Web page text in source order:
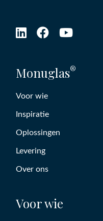
Monuglas®
Voor wie
Inspiratie
Oplossingen
Levering
Over ons
Voor wie